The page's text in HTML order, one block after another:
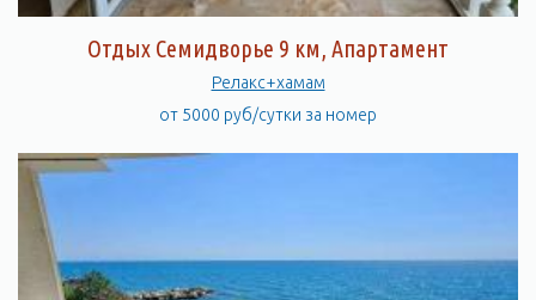
Отдых Семидворье 9 км, Апартамент
Релакс+хамам
от 5000 руб/сутки за номер